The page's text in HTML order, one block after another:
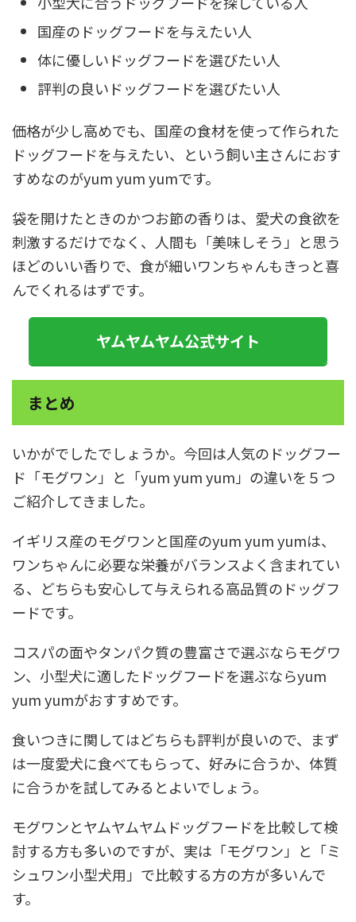
国産のドッグフードを与えたい人
体に優しいドッグフードを選びたい人
評判の良いドッグフードを選びたい人
価格が少し高めでも、国産の食材を使って作られた
ドッグフードを与えたい、という飼い主さんにおす
すめなのがyum yum yumです。
袋を開けたときのかつお節の香りは、愛犬の食欲を
刺激するだけでなく、人間も「美味しそう」と思う
ほどのいい香りで、食が細いワンちゃんもきっと喜
んでくれるはずです。
ヤムヤムヤム公式サイト
まとめ
いかがでしたでしょうか。今回は人気のドッグフー
ド「モグワン」と「yum yum yum」の違いを５つ
ご紹介してきました。
イギリス産のモグワンと国産のyum yum yumは、
ワンちゃんに必要な栄養がバランスよく含まれてい
る、どちらも安心して与えられる高品質のドッグフ
ードです。
コスパの面やタンパク質の豊富さで選ぶならモグワ
ン、小型犬に適したドッグフードを選ぶならyum
yum yumがおすすめです。
食いつきに関してはどちらも評判が良いので、まず
は一度愛犬に食べてもらって、好みに合うか、体質
に合うかを試してみるとよいでしょう。
モグワンとヤムヤムヤムドッグフードを比較して検
討する方も多いのですが、実は「モグワン」と「ミ
シュワン小型犬用」で比較する方の方が多いんで
す。